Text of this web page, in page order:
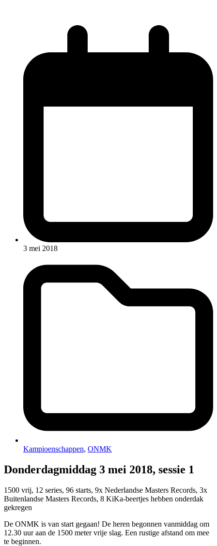
3 mei 2018
Kampioenschappen, ONMK
Donderdagmiddag 3 mei 2018, sessie 1
1500 vrij, 12 series, 96 starts, 9x Nederlandse Masters Records, 3x
Buitenlandse Masters Records, 8 KiKa-beertjes hebben onderdak
gekregen
De ONMK is van start gegaan! De heren begonnen vanmiddag om
12.30 uur aan de 1500 meter vrije slag. Een rustige afstand om mee
te beginnen.